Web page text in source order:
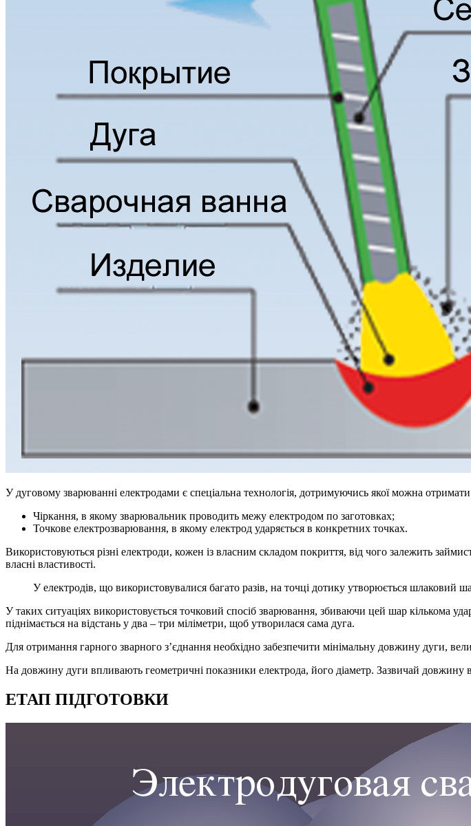
У дуговому зварюванні електродами є спеціальна технологія, дотримуючись якої можна
Чіркання, в якому зварювальник проводить межу електродом по заготовках;
Точкове електрозварювання, в якому електрод ударяється в конкретних точках.
Використовуються різні електроди, кожен із власним складом покриття, від чого залежить
власні властивості.
У електродів, що використовувалися багато разів, на точці дотику утворюється шлаковий
У таких ситуаціях використовується точковий спосіб зварювання, збиваючи цей шар кількома
піднімається на відстань у два – три міліметри, щоб утворилася сама дуга.
Для отримання гарного зварного з’єднання необхідно забезпечити мінімальну довжину дуги,
На довжину дуги впливають геометричні показники електрода, його діаметр. Зазвичай довжину
ЕТАП ПІДГОТОВКИ